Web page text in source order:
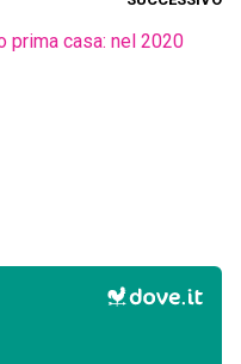
prima casa: nel 2020